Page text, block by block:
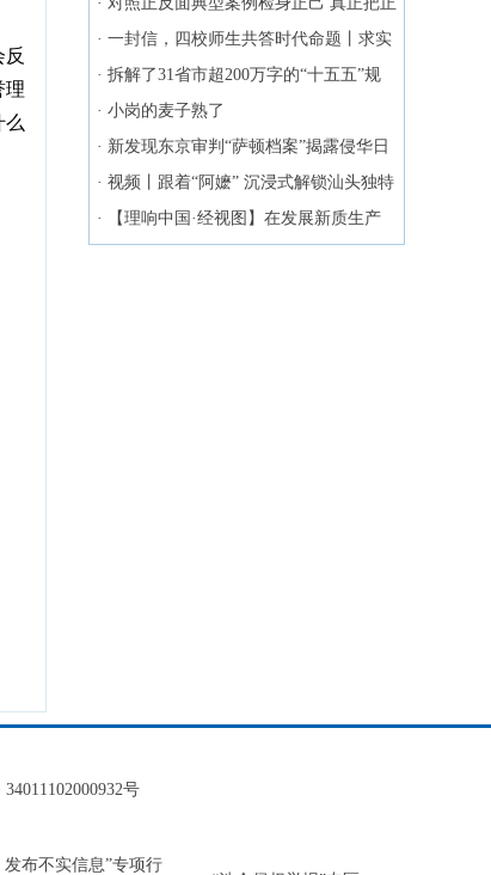
理
么
确政绩观内化于心外化于行
· 一封信，四校师生共答时代命题丨求实
学、务实业 学习贯彻总书记回信精神④
· 拆解了31省市超200万字的“十五五”规
划文本，我们发现了这些“热词”
· 小岗的麦子熟了
· 新发现东京审判“萨顿档案”揭露侵华日
军四方面暴行
· 视频丨跟着“阿嬷” 沉浸式解锁汕头独特
风情
·
【理响中国·经视图】在发展新质生产
号
发布不实信息”专项行